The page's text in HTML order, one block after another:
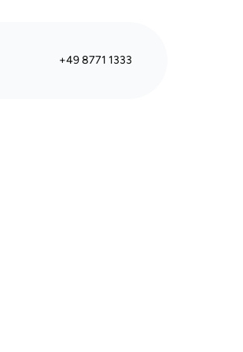
+49 8771 1333